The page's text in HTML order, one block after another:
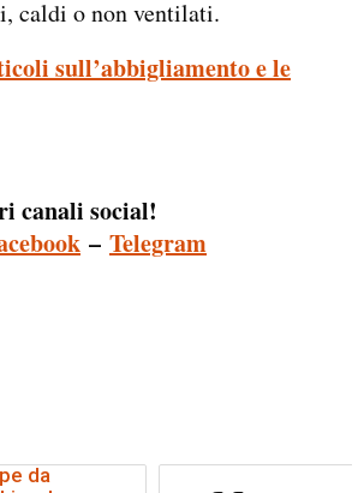
caldi o non ventilati.
sull’abbigliamento e le
canali social!
– Telegram
da